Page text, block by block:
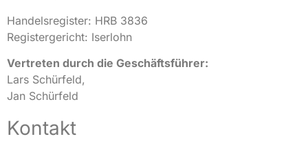
Handelsregister: HRB 3836
Registergericht: Iserlohn
Vertreten durch die Geschäftsführer:
Lars Schürfeld,
Jan Schürfeld
Kontakt